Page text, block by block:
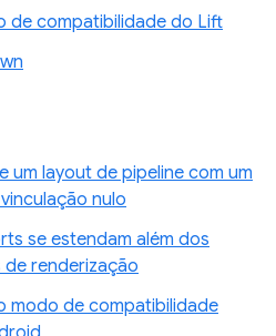
de compatibilidade do Lift
um layout de pipeline com um
nulo
se estendam além dos
renderização
modo de compatibilidade